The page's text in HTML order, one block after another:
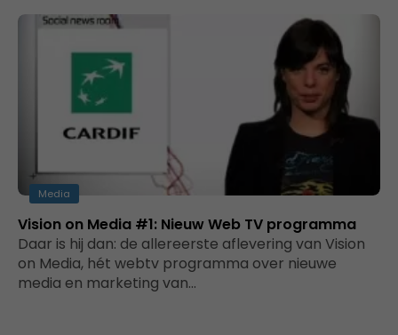
Media
Vision on Media #1: Nieuw Web TV programma
Daar is hij dan: de allereerste aflevering van Vision
on Media, hét webtv programma over nieuwe
media en marketing van…